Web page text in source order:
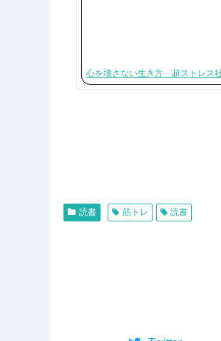
心を壊さない生き方 超ストレス
読書 筋トレ 読書